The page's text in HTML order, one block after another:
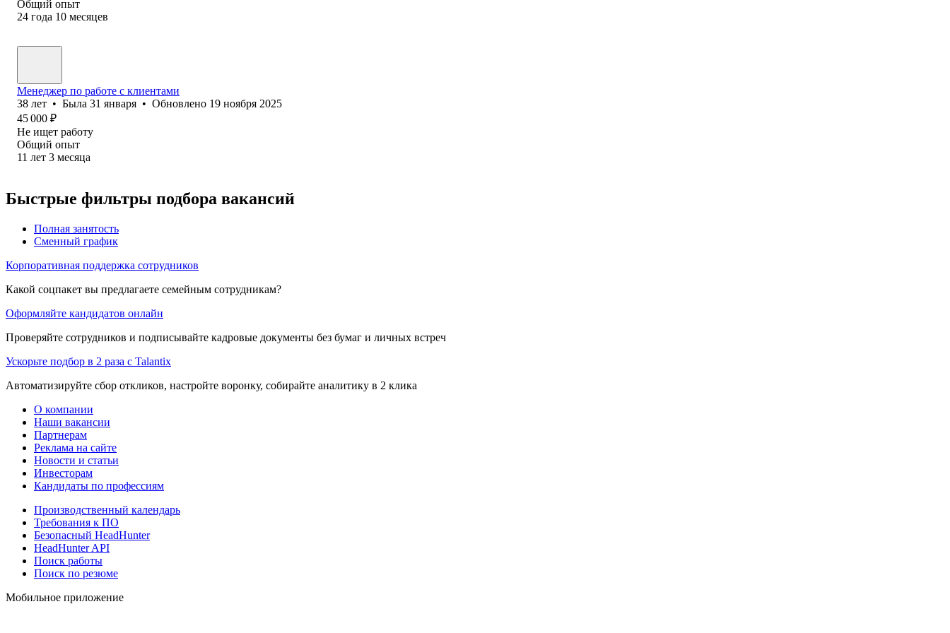
Общий опыт
24 года 10 месяцев
Менеджер по работе с клиентами
38 лет • Была 31 января • Обновлено 19 ноября 2025
45 000 ₽
Не ищет работу
Общий опыт
11 лет 3 месяца
Быстрые фильтры подбора вакансий
Полная занятость
Сменный график
Корпоративная поддержка сотрудников
Какой соцпакет вы предлагаете семейным сотрудникам?
Оформляйте кандидатов онлайн
Проверяйте сотрудников и подписывайте кадровые документы без бумаг и личных встреч
Ускорьте подбор в 2 раза с Talantix
Автоматизируйте сбор откликов, настройте воронку, собирайте аналитику в 2 клика
О компании
Наши вакансии
Партнерам
Реклама на сайте
Новости и статьи
Инвесторам
Кандидаты по профессиям
Производственный календарь
Требования к ПО
Безопасный HeadHunter
HeadHunter API
Поиск работы
Поиск по резюме
Мобильное приложение